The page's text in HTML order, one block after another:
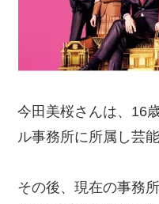
今田美桜さんは、16
ル事務所に所属し芸
その後、現在の事務